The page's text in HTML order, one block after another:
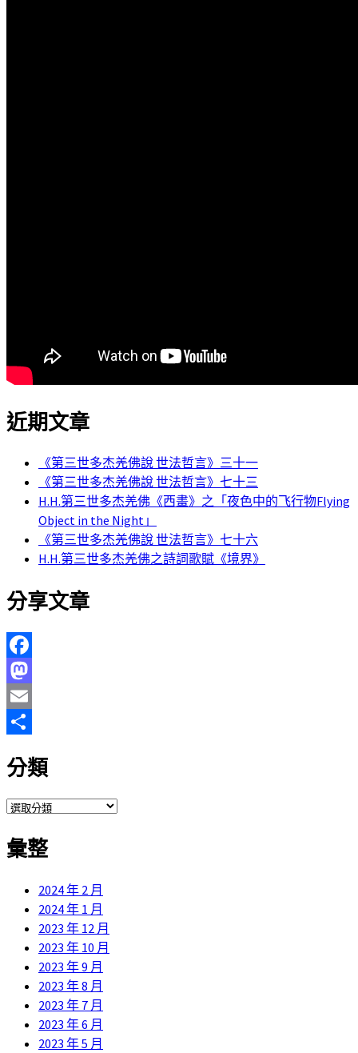
近期文章
《第三世多杰羌佛說 世法哲言》三十一
《第三世多杰羌佛說 世法哲言》七十三
H.H.第三世多杰羌佛《西畫》之「夜色中的飞行物Flying
Object in the Night」
《第三世多杰羌佛說 世法哲言》七十六
H.H.第三世多杰羌佛之詩詞歌賦《境界》
分享文章
Facebook
Mastodon
Email
享
分類
分
彙整
2024 年 2 月
2024 年 1 月
2023 年 12 月
2023 年 10 月
2023 年 9 月
2023 年 8 月
2023 年 7 月
2023 年 6 月
2023 年 5 月